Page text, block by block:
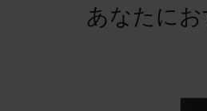
あなたに